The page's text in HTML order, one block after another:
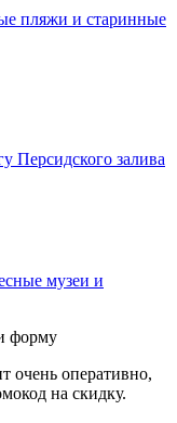
пляжи и старинные
Персидского залива
музеи и
форму
очень оперативно,
на скидку.